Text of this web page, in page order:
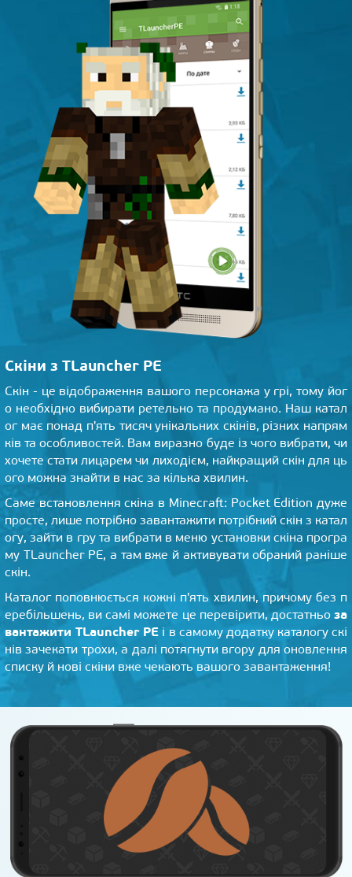
Скіни з TLauncher PE
Скін - це відображення вашого персонажа у грі, тому йог
о необхідно вибирати ретельно та продумано. Наш катал
ог має понад п'ять тисяч унікальних скінів, різних напрям
ків та особливостей. Вам виразно буде із чого вибрати, чи
хочете стати лицарем чи лиходієм, найкращий скін для ць
ого можна знайти в нас за кілька хвилин.
Саме встановлення скіна в Minecraft: Pocket Edition дуже
просте, лише потрібно завантажити потрібний скін з катал
огу, зайти в гру та вибрати в меню установки скіна програ
му TLauncher PE, а там вже й активувати обраний раніше
скін.
Каталог поповнюється кожні п'ять хвилин, причому без п
еребільшень, ви самі можете це перевірити, достатньо за
вантажити TLauncher PE і в самому додатку каталогу скі
нів зачекати трохи, а далі потягнути вгору для оновлення
списку й нові скіни вже чекають вашого завантаження!